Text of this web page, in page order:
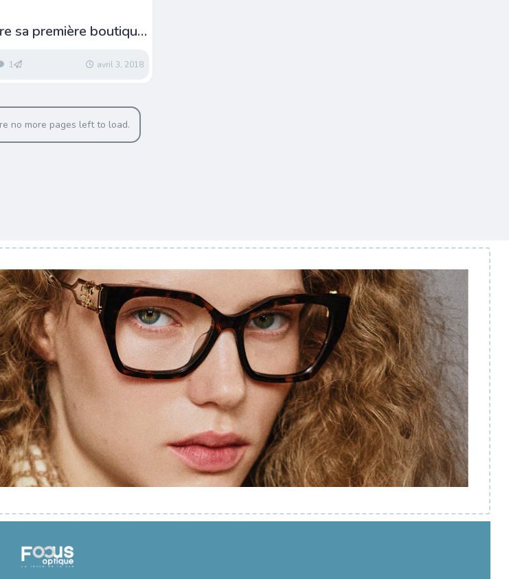
sa première boutique
1 avril 3, 2018
no more pages left to load.